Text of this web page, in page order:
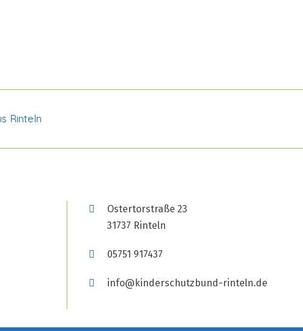
Rinteln
Ostertorstraße 23
31737 Rinteln
05751 917437
info@kinderschutzbund-rinteln.de